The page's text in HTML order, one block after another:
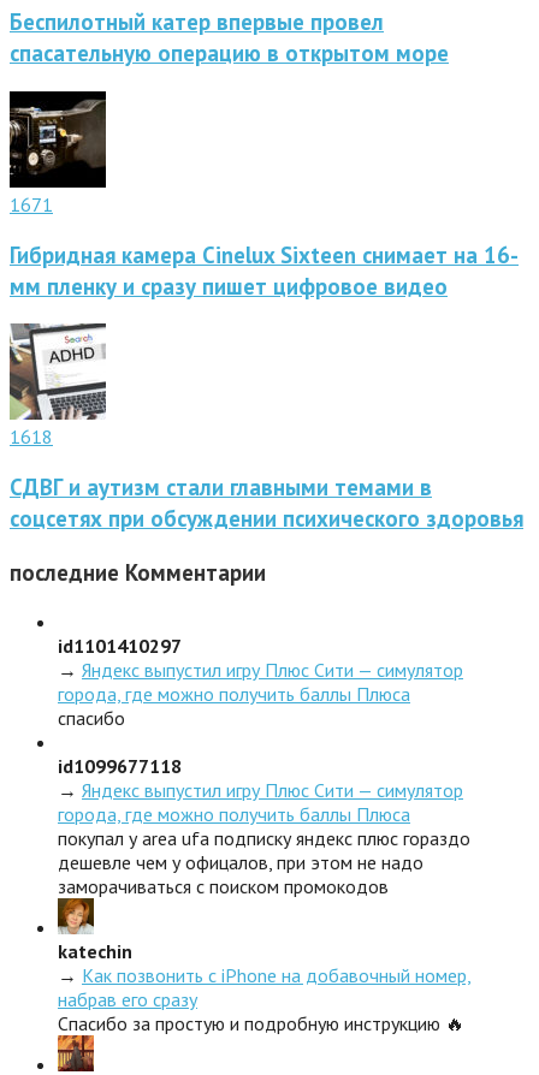
Беспилотный катер впервые провел
спасательную операцию в открытом море
1671
Гибридная камера Cinelux Sixteen снимает на 16-
мм пленку и сразу пишет цифровое видео
1618
СДВГ и аутизм стали главными темами в
соцсетях при обсуждении психического здоровья
последние Комментарии
id1101410297
→ Яндекс выпустил игру Плюс Сити — симулятор
города, где можно получить баллы Плюса
спасибо
id1099677118
→ Яндекс выпустил игру Плюс Сити — симулятор
города, где можно получить баллы Плюса
покупал у area ufa подписку яндекс плюс гораздо
дешевле чем у офицалов, при этом не надо
заморачиваться с поиском промокодов
katechin
→ Как позвонить с iPhone на добавочный номер,
набрав его сразу
Спасибо за простую и подробную инструкцию 🔥